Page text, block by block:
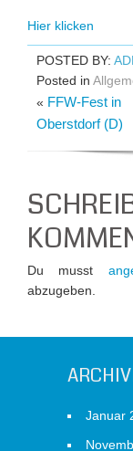
Hier klicken
POSTED BY:
Posted in
« FFW-Fest in
Oberstdorf (D)
Du musst
abzugeben.
Januar